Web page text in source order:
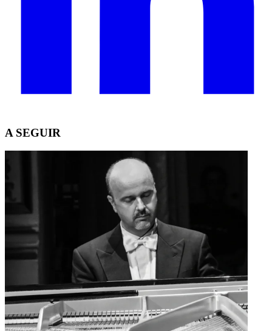
A SEGUIR